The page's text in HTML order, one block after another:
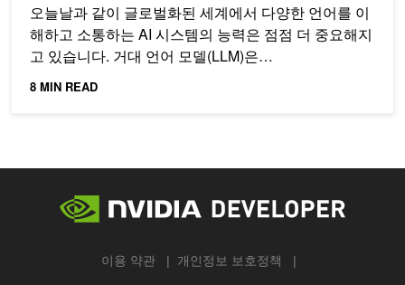
오늘날과 같이 글로벌화된 세계에서 다양한 언어를 이
해하고 소통하는 AI 시스템의 능력은 점점 더 중요해지
고 있습니다. 거대 언어 모델(LLM)은…
8 MIN READ
이용 약관 개인정보 보호정책